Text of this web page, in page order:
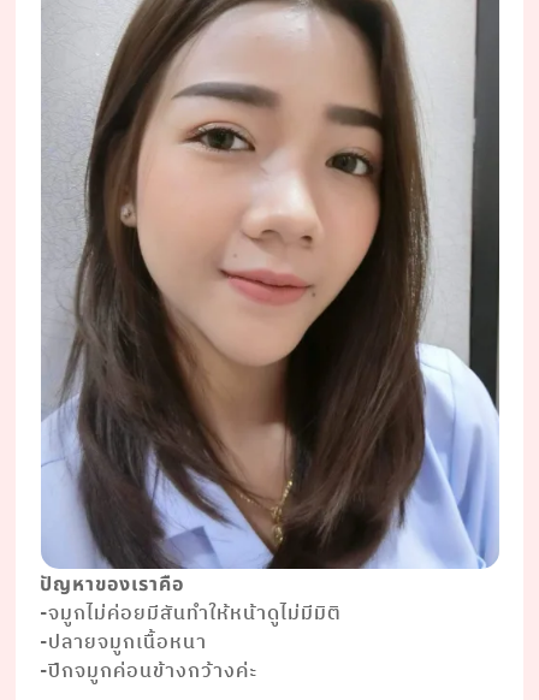
ปัญหาของเราคือ
-จมูกไม่ค่อยมีสันทำให้หน้าดูไม่มีมิติ
-ปลายจมูกเนื้อหนา
-ปีกจมูกค่อนข้างกว้างค่ะ